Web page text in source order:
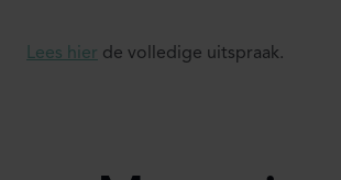
Lees hier de volledige uitspraak.